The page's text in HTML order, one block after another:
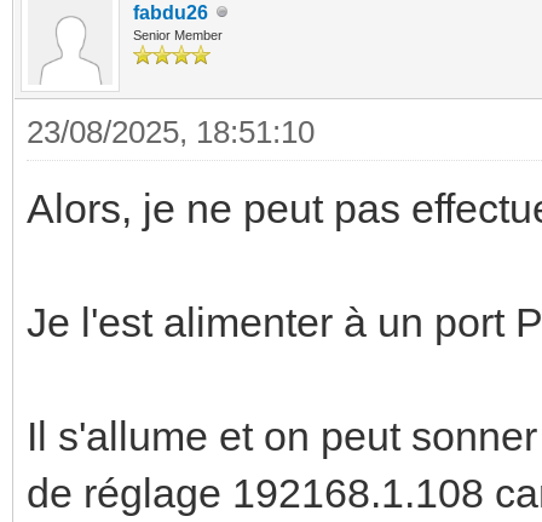
fabdu26
Senior Member
23/08/2025, 18:51:10
Alors, je ne peut pas
Je l'est alimenter à un port
Il s'allume et on peut
de réglage 192168.1.108